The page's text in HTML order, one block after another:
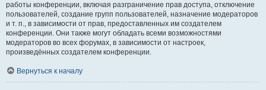
работы конференции, включая разграничение прав доступа, отключение
пользователей, создание групп пользователей, назначение модераторов
и т. п., в зависимости от прав, предоставленных им создателем
конференции. Они также могут обладать всеми возможностями
модераторов во всех форумах, в зависимости от настроек,
произведённых создателем конференции.
Вернуться к началу